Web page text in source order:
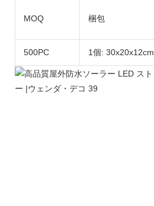
MOQ 梱包
500PC 1個: 30x20x12cm